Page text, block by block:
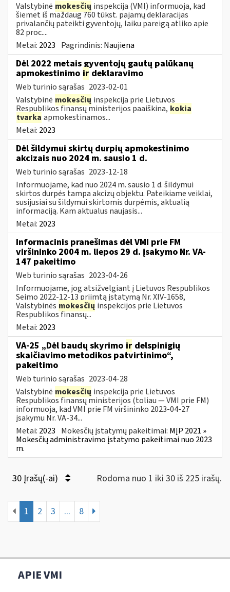
Valstybinė mokesčių inspekcija (VMI) informuoja, kad
šiemet iš maždaug 760 tūkst. pajamų deklaracijas
privalančių pateikti gyventojų, laiku pareigą atliko apie
82 proc....
Metai: 2023 Pagrindinis: Naujiena
Dėl 2022 metais gyventojų gautų palūkanų
apmokestinimo ir deklaravimo
Web turinio sąrašas 2023-02-01
Valstybinė mokesčių inspekcija prie Lietuvos
Respublikos finansų ministerijos paaiškina, kokia
tvarka apmokestinamos...
Metai: 2023
Dėl šildymui skirtų durpių apmokestinimo
akcizais nuo 2024 m. sausio 1 d.
Web turinio sąrašas 2023-12-18
Informuojame, kad nuo 2024 m. sausio 1 d. šildymui
skirtos durpės tampa akcizų objektu. Pateikiame veiklai,
susijusiai su šildymui skirtomis durpėmis, aktualią
informaciją. Kam aktualus naujasis...
Metai: 2023
Informacinis pranešimas dėl VMI prie FM
viršininko 2004 m. liepos 29 d. įsakymo Nr. VA-
147 pakeitimo
Web turinio sąrašas 2023-04-26
Informuojame, jog atsižvelgiant į Lietuvos Respublikos
Seimo 2022-12-13 priimtą įstatymą Nr. XIV-1658,
Valstybinės mokesčių inspekcijos prie Lietuvos
Respublikos finansų...
Metai: 2023
VA-25 „Dėl baudų skyrimo ir delspinigių
skaičiavimo metodikos patvirtinimo“,
pakeitimo
Web turinio sąrašas 2023-04-28
Valstybinė mokesčių inspekcija prie Lietuvos
Respublikos finansų ministerijos (toliau ― VMI prie FM)
informuoja, kad VMI prie FM viršininko 2023-04-27
įsakymu Nr. VA-34...
Metai: 2023 Mokesčių įstatymų pakeitimai: MĮP 2021 »
Mokesčių administravimo įstatymo pakeitimai nuo 2023
m.
30 Įrašų(-ai) Rodoma nuo 1 iki 30 iš 225 irašų.
1 2 3 ... 8
APIE VMI